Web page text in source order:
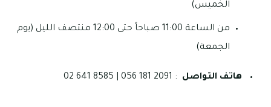
الخميس)
من الساعة 11:00 صباحاً حتى 12:00 منتصف الليل (يوم
الجمعة)
هاتف التواصل : 2091 181 056 | 8585 641 02